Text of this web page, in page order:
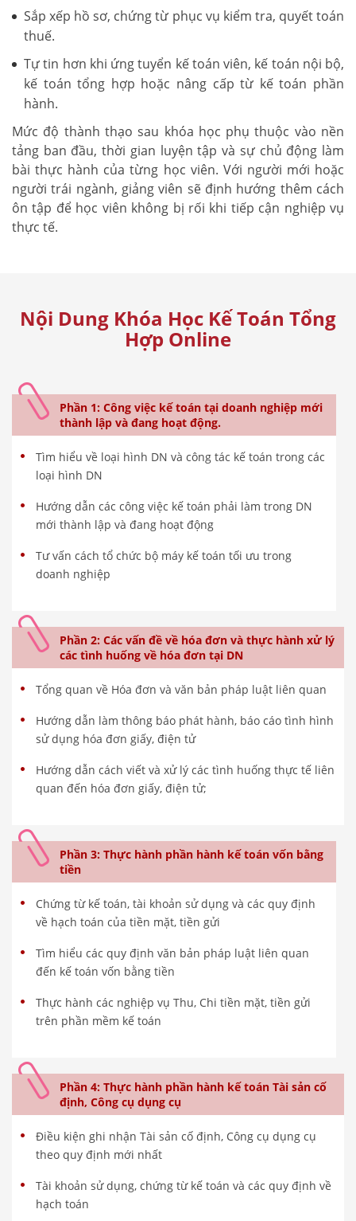
Sắp xếp hồ sơ, chứng từ phục vụ kiểm tra, quyết toán
thuế.
Tự tin hơn khi ứng tuyển kế toán viên, kế toán nội bộ,
kế toán tổng hợp hoặc nâng cấp từ kế toán phần
hành.
Mức độ thành thạo sau khóa học phụ thuộc vào nền
tảng ban đầu, thời gian luyện tập và sự chủ động làm
bài thực hành của từng học viên. Với người mới hoặc
người trái ngành, giảng viên sẽ định hướng thêm cách
ôn tập để học viên không bị rối khi tiếp cận nghiệp vụ
thực tế.
Nội Dung Khóa Học Kế Toán Tổng
Hợp Online
Phần 1: Công việc kế toán tại doanh nghiệp mới
thành lập và đang hoạt động.
Tìm hiểu về loại hình DN và công tác kế toán trong các
loại hình DN
Hướng dẫn các công việc kế toán phải làm trong DN
mới thành lập và đang hoạt động
Tư vấn cách tổ chức bộ máy kế toán tối ưu trong
doanh nghiệp
Phần 2: Các vấn đề về hóa đơn và thực hành xử lý
các tình huống về hóa đơn tại DN
Tổng quan về Hóa đơn và văn bản pháp luật liên quan
Hướng dẫn làm thông báo phát hành, báo cáo tình hình
sử dụng hóa đơn giấy, điện tử
Hướng dẫn cách viết và xử lý các tình huống thực tế liên
quan đến hóa đơn giấy, điện tử;
Phần 3: Thực hành phần hành kế toán vốn bằng
tiền
Chứng từ kế toán, tài khoản sử dụng và các quy định
về hạch toán của tiền mặt, tiền gửi
Tìm hiểu các quy định văn bản pháp luật liên quan
đến kế toán vốn bằng tiền
Thực hành các nghiệp vụ Thu, Chi tiền mặt, tiền gửi
trên phần mềm kế toán
Phần 4: Thực hành phần hành kế toán Tài sản cố
định, Công cụ dụng cụ
Điều kiện ghi nhận Tài sản cố định, Công cụ dụng cụ
theo quy định mới nhất
Tài khoản sử dụng, chứng từ kế toán và các quy định về
hạch toán